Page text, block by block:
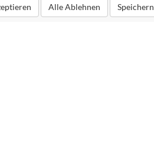
Alle Ablehnen Speichern